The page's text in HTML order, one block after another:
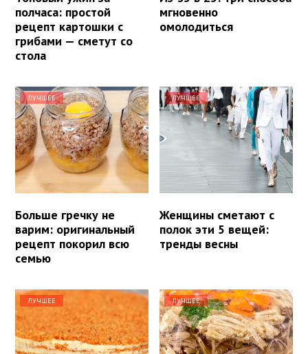
полчаса: простой
рецепт картошки с
грибами — сметут со
стола
мгновенно
омолодиться
ЛУЧШЕЕ
Больше гречку не
варим: оригинальный
рецепт покорил всю
семью
ЛУЧШЕЕ
Женщины сметают с
полок эти 5 вещей:
тренды весны
ЛУЧШЕЕ ЛУЧШЕЕ